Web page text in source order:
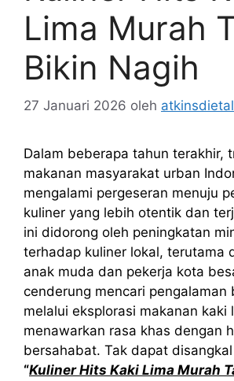
Lima Murah
Bikin Nagih
27 Januari 2026 oleh
Dalam beberapa tahun terakhir,
makanan masyarakat urban
mengalami pergeseran menuju
kuliner yang lebih otentik dan
ini didorong oleh peningkatan
terhadap kuliner lokal, terutama
anak muda dan pekerja kota
cenderung mencari pengalaman
melalui eksplorasi makanan kaki
menawarkan rasa khas dengan
bersahabat. Tak dapat
“Kuliner Hits Kaki Lima Murah